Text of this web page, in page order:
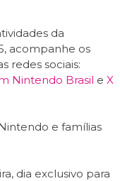
da
acompanhe os
redes sociais:
Nintendo Brasil e X
e famílias
dia exclusivo para